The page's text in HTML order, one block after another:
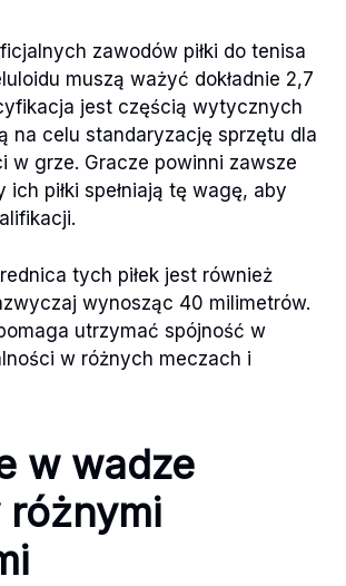
zawodów piłki do tenisa
muszą ważyć dokładnie 2,7
jest częścią wytycznych
na celu standaryzację sprzętu dla
w grze. Gracze powinni zawsze
piłki spełniają tę wagę, aby
tych piłek jest również
wynosząc 40 milimetrów.
utrzymać spójność w
w różnych meczach i
w wadze
różnymi